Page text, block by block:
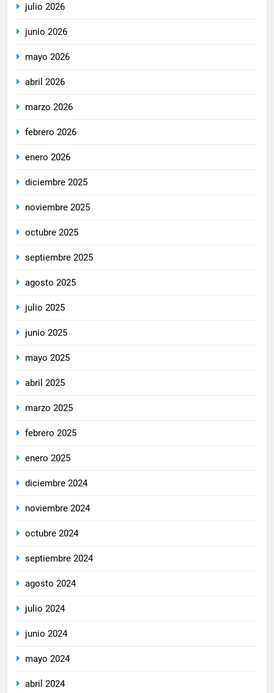
julio 2026
junio 2026
mayo 2026
abril 2026
marzo 2026
febrero 2026
enero 2026
diciembre 2025
noviembre 2025
octubre 2025
septiembre 2025
agosto 2025
julio 2025
junio 2025
mayo 2025
abril 2025
marzo 2025
febrero 2025
enero 2025
diciembre 2024
noviembre 2024
octubre 2024
septiembre 2024
agosto 2024
julio 2024
junio 2024
mayo 2024
abril 2024